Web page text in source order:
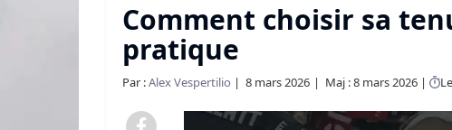
Comment choisir sa
pratique
Par :Alex Vespertilio 8 mars 2026 Maj : 8 mars 2026